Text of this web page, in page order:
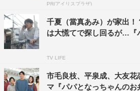
PR(アイリスプラザ)
千夏（當真あみ）が家出！
は大慌てで探し回るが…『
TV LIFE
市毛良枝、平泉成、大友花
マ『パパとなっちゃんのお